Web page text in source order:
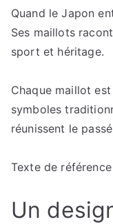
Quand le Japon
Ses maillots
sport et héritage.
Chaque maillot
symboles
réunissent le
Texte de
Un